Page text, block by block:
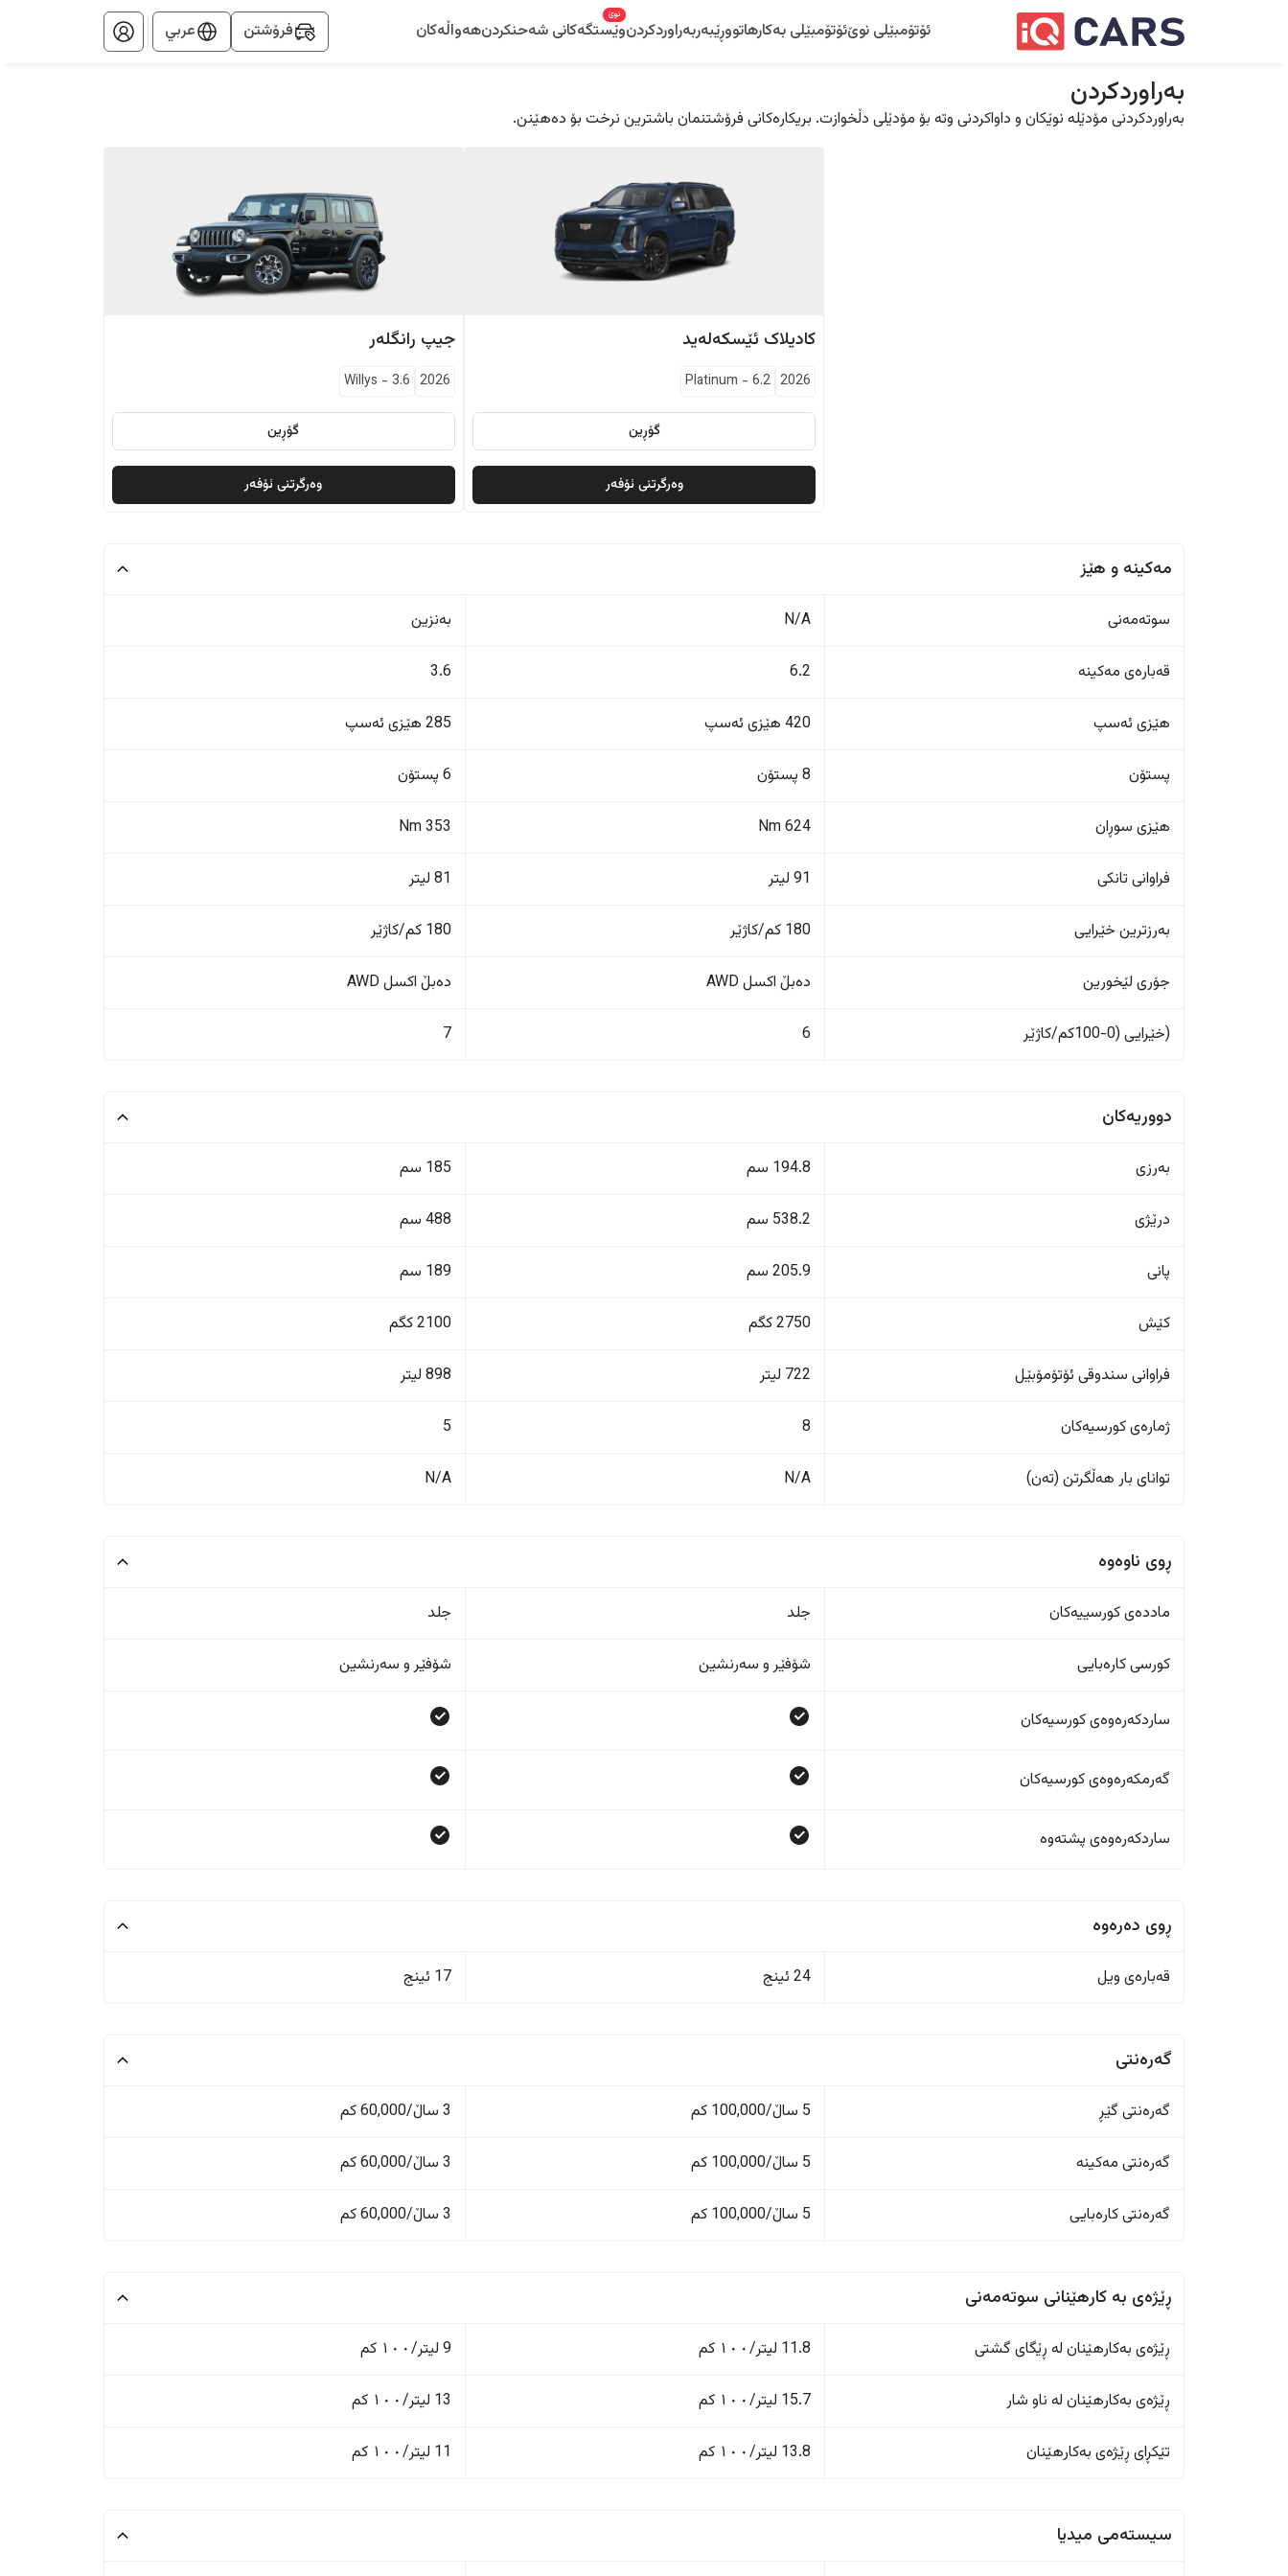
ئۆتۆمبێلی نوێئۆتۆمبێلی بەکارهاتووڕێبەربەراوردکردنوێستگەکانی شەحنکردن
نوێ
هەواڵەکان فرۆشتن عربي
بەراوردکردن
بەراوردکردنی مۆدێلە نوێکان و داواکردنی وتە بۆ مۆدێلی دڵخوازت. بریکارەکانی فرۆشتنمان باشترین نرخت بۆ دەهێنن.
کادیلاک ئێسکەلەید
2026
Platinum - 6.2
گۆڕین
وەرگرتنی ئۆفەر
جیپ رانگلەر
2026
Willys - 3.6
گۆڕین
وەرگرتنی ئۆفەر
مەکینە و هێز
سوتەمەنی N/A بەنزین
قەبارەی مەکینە 6.2
3.6
هێزی ئەسپ 420 هێزی ئەسپ 285 هێزی ئەسپ
پستۆن 8 پستۆن 6 پستۆن
هێزی سوڕان 624 Nm
353 Nm
فراوانی تانکی 91 لیتر 81 لیتر
بەرزترین خێرایی 180 کم/کاژێر 180 کم/کاژێر
جۆری لێخورین دەبڵ اکسل AWD دەبڵ اکسل AWD
(خێرایی (0-100کم/کاژێر 6
7
دووریەکان
بەرزی 194.8 سم 185 سم
درێژی 538.2 سم 488 سم
پانی 205.9 سم 189 سم
کێش 2750 کگم 2100 کگم
فراوانی سندوقی ئۆتۆمۆبێل 722 لیتر 898 لیتر
ژمارەی کورسیەکان 8
5
تواناى بار هەڵگرتن (تەن) N/A
N/A
ڕوی ناوەوە
ماددەی کورسییەکان جلد جلد
کورسی کارەبایی شۆفێر و سەرنشین شۆفێر و سەرنشین
ساردکەرەوەی کورسیەکان
گەرمکەرەوەی کورسیەکان
ساردکەرەوەی پشتەوە
ڕوی دەرەوە
قەبارەی ویل 24 ئینج 17 ئینج
گەرەنتی
گەرەنتی گێڕ 5 ساڵ/100,000 کم 3 ساڵ/60,000 کم
گەرەنتی مەکینە 5 ساڵ/100,000 کم 3 ساڵ/60,000 کم
گەرەنتی کارەبایی 5 ساڵ/100,000 کم 3 ساڵ/60,000 کم
ڕێژەى به کارهێنانی سوتەمەنی
ڕێژەى بەکارهێنان له ڕێگای گشتی 11.8 لیتر/١٠٠ کم 9 لیتر/١٠٠ کم
ڕێژەى بەکارهێنان له ناو شار 15.7 لیتر/١٠٠ کم 13 لیتر/١٠٠ کم
تێکڕای ڕێژەى بەکارهێنان 13.8 لیتر/١٠٠ کم 11 لیتر/١٠٠ کم
سیستەمی میدیا